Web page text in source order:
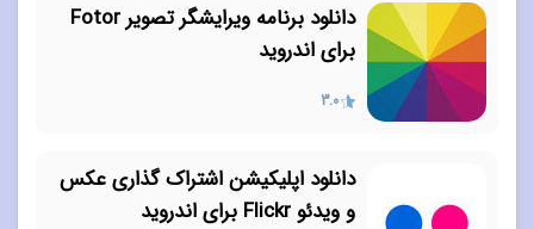
دانلود برنامه ویرایشگر تصویر Fotor
برای اندروید
3.0
دانلود اپلیکیشن اشتراک گذاری عکس
و ویدئو Flickr برای اندروید